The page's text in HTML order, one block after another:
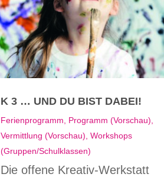
K 3 … UND DU BIST DABEI!
Ferienprogramm Programm (Vorschau)
Vermittlung (Vorschau) ,Workshops
(Gruppen/Schulklassen)
Die offene Kreativ-Werkstatt